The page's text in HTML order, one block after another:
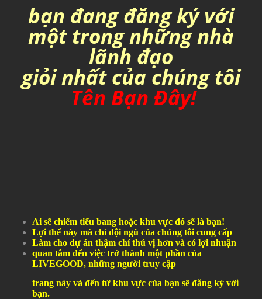
bạn đang đăng ký với
một trong những nhà
lãnh đạo
giỏi nhất của chúng tôi
Tên Bạn Đây!
Ai sẽ chiếm tiểu bang hoặc khu vực đó sẽ là bạn!
Lợi thế này mà chỉ đội ngũ của chúng tôi cung cấp
Làm cho dự án thậm chí thú vị hơn và có lợi nhuận
quan tâm đến việc trở thành một phần của
LIVEGOOD, những người truy cập
trang này và đến từ khu vực của bạn sẽ đăng ký với
bạn.